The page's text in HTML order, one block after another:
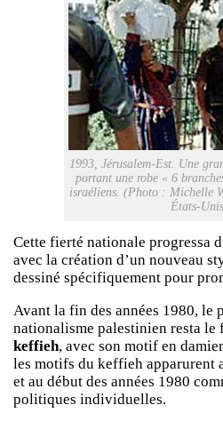
1993, Jérusalem-Est. Une
portant une robe « 6
israéliens. (Photo : Michelle
États-
Cette fierté nationale progressa
avec la création d’un nouveau
dessiné spécifiquement pour
Avant la fin des années 1980, le
nationalisme palestinien resta le
keffieh, avec son motif en
les motifs du keffieh apparurent
et au début des années 1980
politiques individuelles.